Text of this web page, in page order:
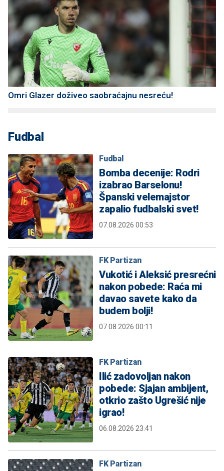
Omri Glazer doživeo saobraćajnu nesreću!
Fudbal
Fudbal
Bomba decenije: Rodri
izabrao Barselonu!
Španski velemajstor
zapalio fudbalski svet!
07.08.2026 00:53
FK Partizan
Vukotić i Aleksić presrećni
nakon pobede: Raća mi
davao savete kako da
budem bolji!
07.08.2026 00:11
FK Partizan
Ilić zadovoljan nakon
pobede: Sjajan ambijent,
otkrio zašto Ugrešić nije
igrao!
06.08.2026 23:41
FK Partizan